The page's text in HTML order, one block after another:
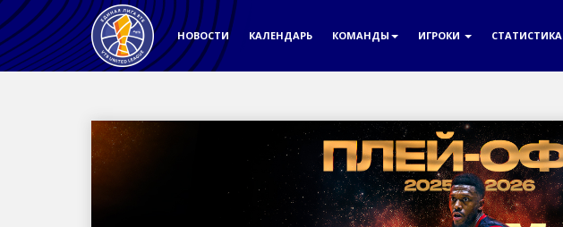
НОВОСТИ КАЛЕНДАРЬ КОМАНДЫ ИГРОКИ СТАТИСТИКА